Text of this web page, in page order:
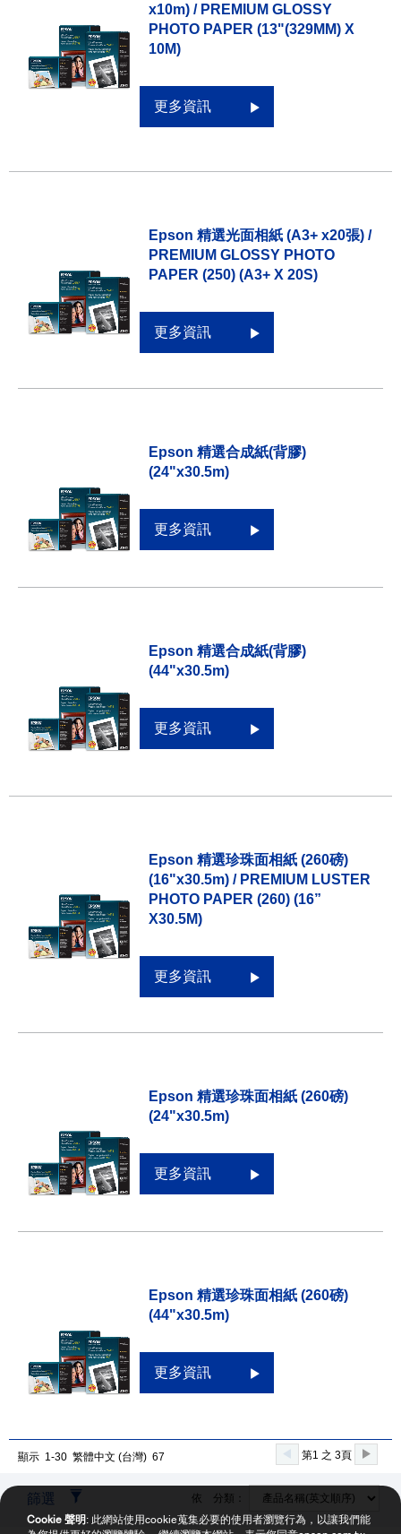
x10m) / PREMIUM GLOSSY
PHOTO PAPER (13"(329MM) X
10M)
更多資訊
Epson 精選光面相紙 (A3+ x20張) /
PREMIUM GLOSSY PHOTO
PAPER (250) (A3+ X 20S)
更多資訊
Epson 精選合成紙(背膠)
(24"x30.5m)
更多資訊
Epson 精選合成紙(背膠)
(44"x30.5m)
更多資訊
Epson 精選珍珠面相紙 (260磅)
(16"x30.5m) / PREMIUM LUSTER
PHOTO PAPER (260) (16”
X30.5M)
更多資訊
Epson 精選珍珠面相紙 (260磅)
(24"x30.5m)
更多資訊
Epson 精選珍珠面相紙 (260磅)
(44"x30.5m)
更多資訊
顯示 1-30 繁體中文 (台灣) 67 第1 之 3頁
篩選
依 分類：
Cookie 聲明 : 此網站使用cookie蒐集必要的使用者瀏覽行為，以讓我們能